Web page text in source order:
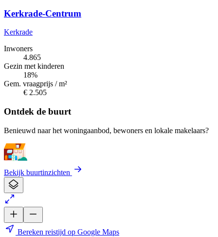
Kerkrade-Centrum
Kerkrade
Inwoners
4.865
Gezin met kinderen
18%
Gem. vraagprijs / m²
€ 2.505
Ontdek de buurt
Benieuwd naar het woningaanbod, bewoners en lokale makelaars?
Bekijk buurtinzichten
Bereken reistijd op Google Maps